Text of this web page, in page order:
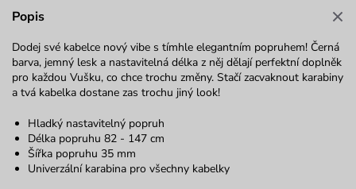
Popis
Dodej své kabelce nový vibe s tímhle elegantním popruhem! Černá
barva, jemný lesk a nastavitelná délka z něj dělají perfektní doplněk
pro každou Vušku, co chce trochu změny. Stačí zacvaknout karabiny
a tvá kabelka dostane zas trochu jiný look!
Hladký nastavitelný popruh
Délka popruhu 82 - 147 cm
Šířka popruhu 35 mm
Univerzální karabina pro všechny kabelky